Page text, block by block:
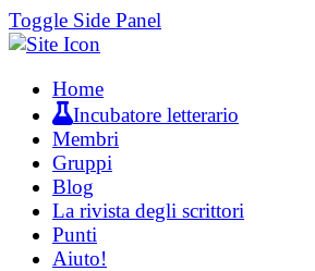
Toggle Side Panel
Home
Incubatore letterario
Membri
Gruppi
Blog
La rivista degli scrittori
Punti
Aiuto!